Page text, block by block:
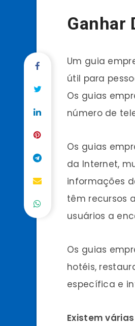
Ganhar
Um guia
útil para
Os guias
número de
Os guias
da Internet,
informações
têm recursos
usuários a
Os guias
hotéis,
específica e
Existem